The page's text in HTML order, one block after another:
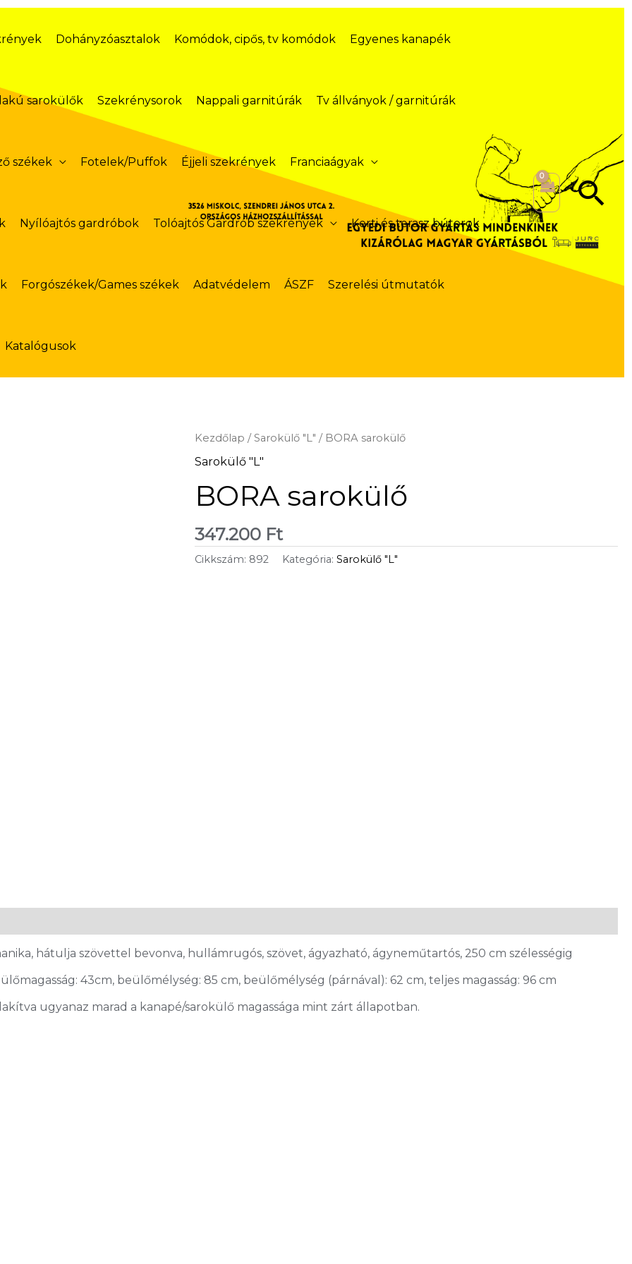
Dohányzóasztalok Komódok, cipős, tv komódok Egyenes kanapék
sarokülők Szekrénysorok Nappali garnitúrák Tv állványok / garnitúrák
székek Fotelek/Puffok Éjjeli szekrények Franciaágyak
Nyílóajtós gardróbok Tolóajtós Gardrób szekrények Kerti és terasz bútorok
Forgószékek/Games székek Adatvédelem ÁSZF Szerelési útmutatók
Katalógusok
Kezdőlap /Sarokülő "L" / BORA sarokülő
Sarokülő "L"
BORA sarokülő
347.200 Ft
Cikkszám: 892 Kategória:Sarokülő "L"
hátulja szövettel bevonva, hullámrugós, szövet, ágyazható, ágyneműtartós, 250 cm szélességig
43cm, beülőmélység: 85 cm, beülőmélység (párnával): 62 cm, teljes magasság: 96 cm
ugyanaz marad a kanapé/sarokülő magassága mint zárt állapotban.